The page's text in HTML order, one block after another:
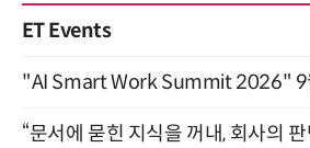
ET Events
"AI Smart Work Summit 2026" 9